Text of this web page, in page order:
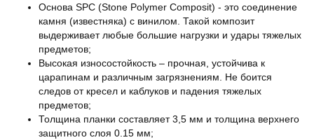
Основа SPC (Stone Polymer Composit) - это соединение
камня (известняка) с винилом. Такой композит
выдерживает любые большие нагрузки и удары тяжелых
предметов;
Высокая износостойкость – прочная, устойчива к
царапинам и различным загрязнениям. Не боится
следов от кресел и каблуков и падения тяжелых
предметов;
Толщина планки составляет 3,5 мм и толщина верхнего
защитного слоя 0.15 мм;